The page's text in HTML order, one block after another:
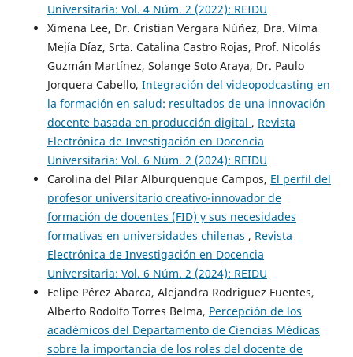
Universitaria: Vol. 4 Núm. 2 (2022): REIDU
Ximena Lee, Dr. Cristian Vergara Núñez, Dra. Vilma
Mejía Díaz, Srta. Catalina Castro Rojas, Prof. Nicolás
Guzmán Martínez, Solange Soto Araya, Dr. Paulo
Jorquera Cabello, Integración del videopodcasting en
la formación en salud: resultados de una innovación
docente basada en producción digital , Revista
Electrónica de Investigación en Docencia
Universitaria: Vol. 6 Núm. 2 (2024): REIDU
Carolina del Pilar Alburquenque Campos, El perfil del
profesor universitario creativo-innovador de
formación de docentes (FID) y sus necesidades
formativas en universidades chilenas , Revista
Electrónica de Investigación en Docencia
Universitaria: Vol. 6 Núm. 2 (2024): REIDU
Felipe Pérez Abarca, Alejandra Rodriguez Fuentes,
Alberto Rodolfo Torres Belma, Percepción de los
académicos del Departamento de Ciencias Médicas
sobre la importancia de los roles del docente de